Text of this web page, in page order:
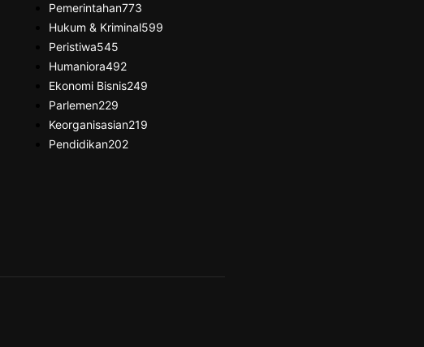
Pemerintahan773
Hukum & Kriminal599
Peristiwa545
Humaniora492
Ekonomi Bisnis249
Parlemen229
Keorganisasian219
Pendidikan202